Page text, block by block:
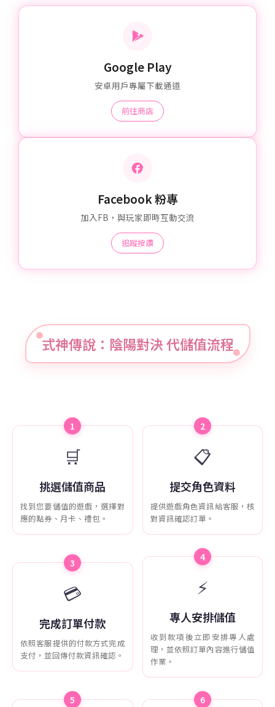
Google Play
安卓用戶專屬下載通道
前往商店
Facebook 粉專
加入FB，與玩家即時互動交流
追蹤按讚
式神傳說：陰陽對決 代儲值流程
1
🛒
挑選儲值商品
找到您要儲值的遊戲，選擇對
應的點券、月卡、禮包。
2
📋
提交角色資料
提供遊戲角色資訊給客服，核
對資訊確認訂單。
3
💳
完成訂單付款
依照客服提供的付款方式完成
支付，並回傳付款資訊確認。
4
⚡
專人安排儲值
收到款項後立即安排專人處
理，並依照訂單內容進行儲值
作業。
5 6